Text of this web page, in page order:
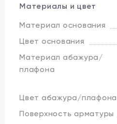
Материалы и цвет
Материал основания
Цвет основания
Материал абажура/
плафона
Цвет абажура/плафона
Поверхность арматуры